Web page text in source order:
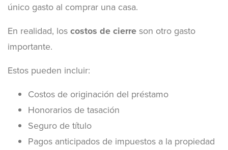
único gasto al comprar una casa.
En realidad, loscostos de cierre son otro gasto
importante.
Estos pueden incluir:
Costos de originación del préstamo
Honorarios de tasación
Seguro de título
Pagos anticipados de impuestos a la propiedad